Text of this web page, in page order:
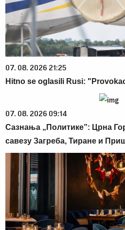
07. 08. 2026 21:25
Hitno se oglasili Rusi:
07. 08. 2026 09:14
Сазнања „Политике”: Црна
савезу Загреба, Тиране и